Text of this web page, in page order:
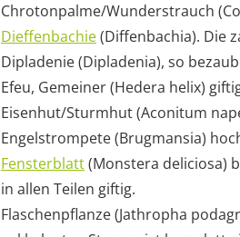
Chrotonpalme/Wunderstrauch
Dieffenbachie(Diffenbachia). Die
Dipladenie (Dipladenia), so
Efeu, Gemeiner (Hedera helix)
Eisenhut/Sturmhut (Aconitum
Engelstrompete (Brugmansia)
Fensterblatt(Monstera deliciosa)
in allen Teilen giftig.
Flaschenpflanze (Jathropha